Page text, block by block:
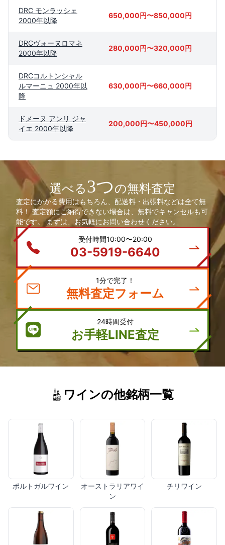
DRC モンラッシェ
2000年以降
650,000円〜850,000円
DRCヴォーヌロマネ
2000年以降
280,000円〜320,000円
DRCコルトンシャル
ルマーニュ 2000年以
降
630,000円〜660,000円
ドメーヌ アンリ ジャ
イエ 2000年以降
200,000円〜450,000円
選べる3つの無料査定
査定にかかる費用はもちろん、配送料・出張料などは全て無
料！ 査定額にご納得できない場合は、無料でキャンセルも可
能です。 まずは、お気軽にお問い合わせください。
受付時間10:00〜20:00
03-5919-6640
1分で完了！
無料査定フォーム
24時間受付
お手軽LINE査定
ワインの他銘柄一覧
ポルトガルワイン
オーストラリアワイ
ン
チリワイン